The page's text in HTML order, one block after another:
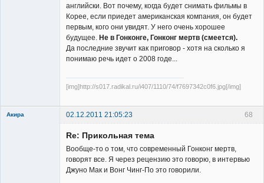
английски. Вот почему, когда будет снимать фильмы в
Корее, если приедет американская компания, он будет
первым, кого они увидят. У него очень хорошее
будущее. Не в Гонконге, Гонконг мертв (смеется).
Да последние звучит как приговор - хотя на сколько я
понимаю речь идет о 2008 годе...
[img]http://s017.radikal.ru/i407/1110/74/f7697342c0f6.jpg[/img]
68
Акира 02.12.2011 21:05:23
Re: Прикольная тема
Вообще-то о том, что современный Гонконг мертв,
говорят все. Я через рецензию это говорю, в интервью
Джуно Мак и Вонг Чинг-По это говорили.